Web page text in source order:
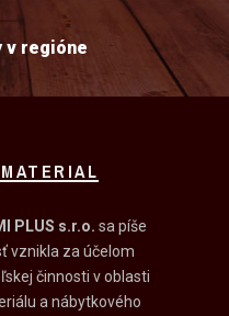
v regióne
PLUS s.r.o. sa píše
vznikla za účelom
činnosti v oblasti
a nábytkového